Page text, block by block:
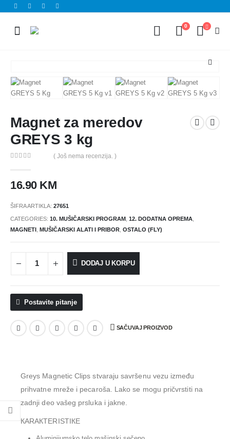
0
Magnet za meredov
GREYS 3 kg
( Još nema recenzija. )
16.90 KM
ŠIFRA ARTIKLA: 27651
CATEGORIES: 10. MUŠIČARSKI PROGRAM 12. DODATNA OPREMA
MAGNETI MUŠIČARSKI ALATI I PRIBOR OSTALO (FLY)
DODAJ U KORPU
Postavite pitanje
SAČUVAJ PROIZVOD
Greys Magnetic Clips stvaraju savršenu vezu između
prihvatne mreže i pecaroša. Lako se mogu pričvrstiti na
zadnji deo vašeg prsluka i jakne.
КARAКTERISTIКE